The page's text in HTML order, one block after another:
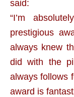
said:
“I’m
prestigious
always knew
did with the
always follows
award is